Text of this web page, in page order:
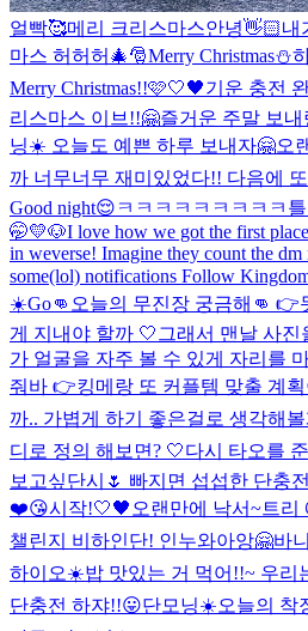
얼빡🥰메리 크리스마스안녕👋🏻내
마스 허허허🎄🎅Merry Christmas⛄️
Merry Christmas!!🩷🤍🖤기운 충전
리스마스 이브!!🤗즐거운 주말 보내
닝☀️ 오늘도 예쁜 하루 보내자🤗오
까 너무너무 재미있었다!! 다음에
Good night😌 ㅋㅋㅋㅋㅋㅋㅋㅋㅋ
🤭💛🐶I love how we got the first
in weverse! Imagine they count the dm
some(lol) notifications Follow
☀️Go👊오늘의 무진장 궁금해👊 👉
게 지내야 할까 🤍그래서 맨날 사진
가 얼굴을 자주 볼 수 있게 자리를
줘바 👉킹메랑 또 커플템 맞출 계
까.. 가볍게 하기 좋은걸로 생각해
디로 정의 해보면? 🤍다시 타오를
보고싶단시🌷 빠지면 섭섭한 단충
❤️😘시작!🤍🖤 오랜만에 낙서~트리
챌린지 비하인단! 인누와아앙🤗바
하이오☀️밥 맛있는 거 먹어!!~ 우리
단충전 하쟈!!😛단모닝☀️오늘의 착